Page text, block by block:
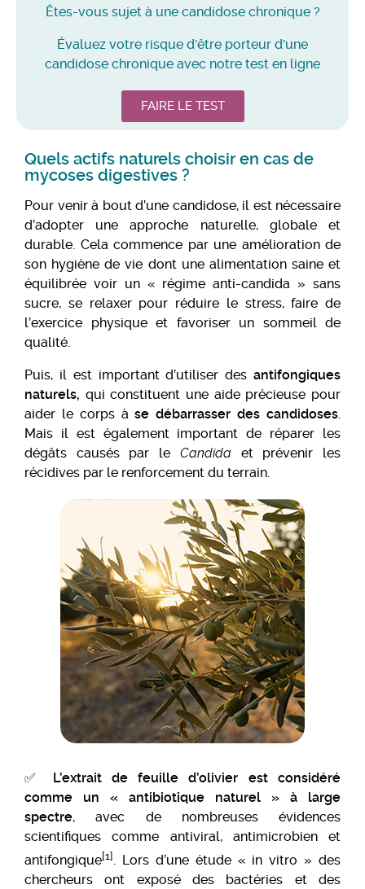
Êtes-vous sujet à une candidose chronique ?
Évaluez votre risque d'être porteur d'une
candidose chronique avec notre test en ligne
FAIRE LE TEST
Quels actifs naturels choisir en cas de
mycoses digestives ?
Pour venir à bout d’une candidose, il est nécessaire
d’adopter une approche naturelle, globale et
durable. Cela commence par une amélioration de
son hygiène de vie dont une alimentation saine et
équilibrée voir un « régime anti-candida » sans
sucre, se relaxer pour réduire le stress, faire de
l’exercice physique et favoriser un sommeil de
qualité.
Puis, il est important d’utiliser des antifongiques
naturels, qui constituent une aide précieuse pour
aider le corps àse débarrasser des candidoses.
Mais il est également important de réparer les
dégâts causés par le Candida et prévenir les
récidives par le renforcement du terrain.
✅ L’extrait de feuille d’olivier est considéré
comme un « antibiotique naturel » à large
spectre, avec de nombreuses évidences
scientifiques comme antiviral, antimicrobien et
antifongique[1] . Lors d’une étude « in vitro » des
chercheurs ont exposé des bactéries et des